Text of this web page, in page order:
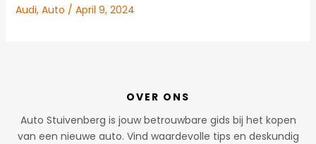
Audi, Auto / April 9, 2024
OVER ONS
Auto Stuivenberg is jouw betrouwbare gids bij het kopen
van een nieuwe auto. Vind waardevolle tips en deskundig